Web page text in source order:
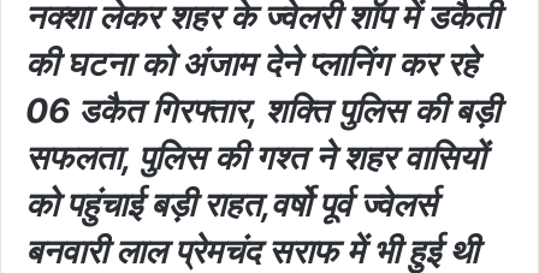
नक्शा लेकर शहर के ज्वेलरी शॉप में डकैती
की घटना को अंजाम देने प्लानिंग कर रहे
06 डकैत गिरफ्तार, शक्ति पुलिस की बड़ी
सफलता, पुलिस की गश्त ने शहर वासियों
को पहुंचाई बड़ी राहत,वर्षो पूर्व ज्वेलर्स
बनवारी लाल प्रेमचंद सराफ में भी हुई थी